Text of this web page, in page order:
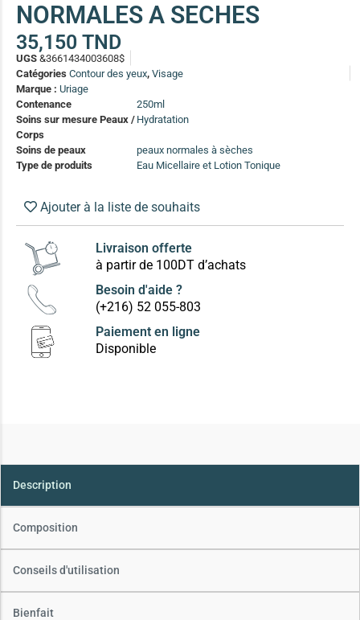
(13)
Soin anti-pelliculaire
Soin pointes cassantes et fourchues
Soins Solaires Ciblés
Pour chaque type de peau, une solution
Soins ciblé bébé (0-5 ans)(4)
Soins ciblés famille
NORMALES A SECHES
35,150 TND
UGS &3661434003608$
Catégories Contour des yeux, Visage
Marque : Uriage
Contenance
250ml
Soins sur mesure Peaux /
Corps
Hydratation
Soins de peaux
peaux normales à sèches
Type de produits
Eau Micellaire et Lotion Tonique
Ajouter à la liste de souhaits
Livraison offerte
à partir de 100DT d’achats
Besoin d'aide ?
(+216) 52 055-803
Paiement en ligne
Disponible
Bienfait
Conseils d'utilisation
Composition
Description